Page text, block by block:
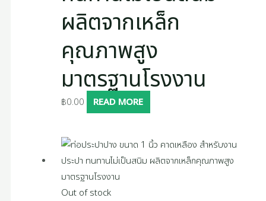
ผลิตจากเหล็ก
คุณภาพสูง
มาตรฐานโรงงาน
฿0.00 READ MORE
Out of stock